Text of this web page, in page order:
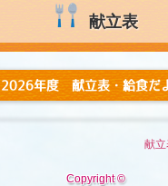
献立表
2026年度 献立表・給食だ
献
Copyright ©